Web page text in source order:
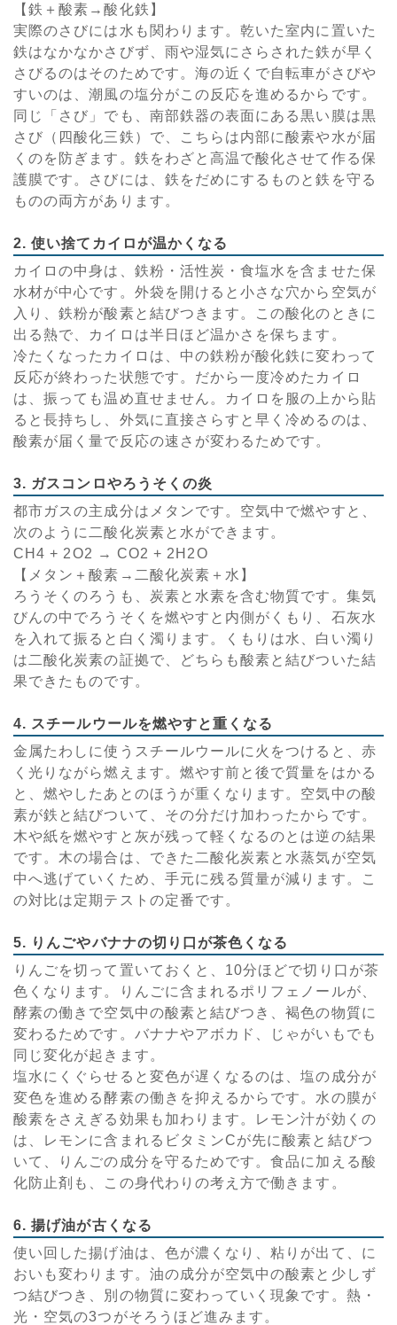
【鉄＋酸素→酸化鉄】
実際のさびには水も関わります。乾いた室内に置いた
鉄はなかなかさびず、雨や湿気にさらされた鉄が早く
さびるのはそのためです。海の近くで自転車がさびや
すいのは、潮風の塩分がこの反応を進めるからです。
同じ「さび」でも、南部鉄器の表面にある黒い膜は黒
さび（四酸化三鉄）で、こちらは内部に酸素や水が届
くのを防ぎます。鉄をわざと高温で酸化させて作る保
護膜です。さびには、鉄をだめにするものと鉄を守る
ものの両方があります。
2. 使い捨てカイロが温かくなる
カイロの中身は、鉄粉・活性炭・食塩水を含ませた保
水材が中心です。外袋を開けると小さな穴から空気が
入り、鉄粉が酸素と結びつきます。この酸化のときに
出る熱で、カイロは半日ほど温かさを保ちます。
冷たくなったカイロは、中の鉄粉が酸化鉄に変わって
反応が終わった状態です。だから一度冷めたカイロ
は、振っても温め直せません。カイロを服の上から貼
ると長持ちし、外気に直接さらすと早く冷めるのは、
酸素が届く量で反応の速さが変わるためです。
3. ガスコンロやろうそくの炎
都市ガスの主成分はメタンです。空気中で燃やすと、
次のように二酸化炭素と水ができます。
CH4 + 2O2 → CO2 + 2H2O
【メタン＋酸素→二酸化炭素＋水】
ろうそくのろうも、炭素と水素を含む物質です。集気
びんの中でろうそくを燃やすと内側がくもり、石灰水
を入れて振ると白く濁ります。くもりは水、白い濁り
は二酸化炭素の証拠で、どちらも酸素と結びついた結
果できたものです。
4. スチールウールを燃やすと重くなる
金属たわしに使うスチールウールに火をつけると、赤
く光りながら燃えます。燃やす前と後で質量をはかる
と、燃やしたあとのほうが重くなります。空気中の酸
素が鉄と結びついて、その分だけ加わったからです。
木や紙を燃やすと灰が残って軽くなるのとは逆の結果
です。木の場合は、できた二酸化炭素と水蒸気が空気
中へ逃げていくため、手元に残る質量が減ります。こ
の対比は定期テストの定番です。
5. りんごやバナナの切り口が茶色くなる
りんごを切って置いておくと、10分ほどで切り口が茶
色くなります。りんごに含まれるポリフェノールが、
酵素の働きで空気中の酸素と結びつき、褐色の物質に
変わるためです。バナナやアボカド、じゃがいもでも
同じ変化が起きます。
塩水にくぐらせると変色が遅くなるのは、塩の成分が
変色を進める酵素の働きを抑えるからです。水の膜が
酸素をさえぎる効果も加わります。レモン汁が効くの
は、レモンに含まれるビタミンCが先に酸素と結びつ
いて、りんごの成分を守るためです。食品に加える酸
化防止剤も、この身代わりの考え方で働きます。
6. 揚げ油が古くなる
使い回した揚げ油は、色が濃くなり、粘りが出て、に
おいも変わります。油の成分が空気中の酸素と少しず
つ結びつき、別の物質に変わっていく現象です。熱・
光・空気の3つがそろうほど進みます。